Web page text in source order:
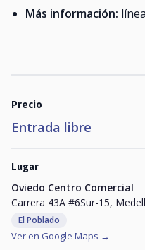
Más información:
Precio
Entrada libre
Lugar
Oviedo Centro Comercial
Carrera 43A #6Sur-15,
El Poblado
Ver en Google Maps →